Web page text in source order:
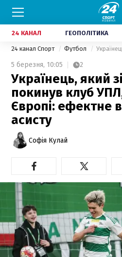
24 КАНАЛ ГЕОПОЛІТИКА
24 канал Спорт Футбол
5 березня, 10:05 2
Українець, який
покинув клуб
Європі: ефектне
асисту
Софія Кулай